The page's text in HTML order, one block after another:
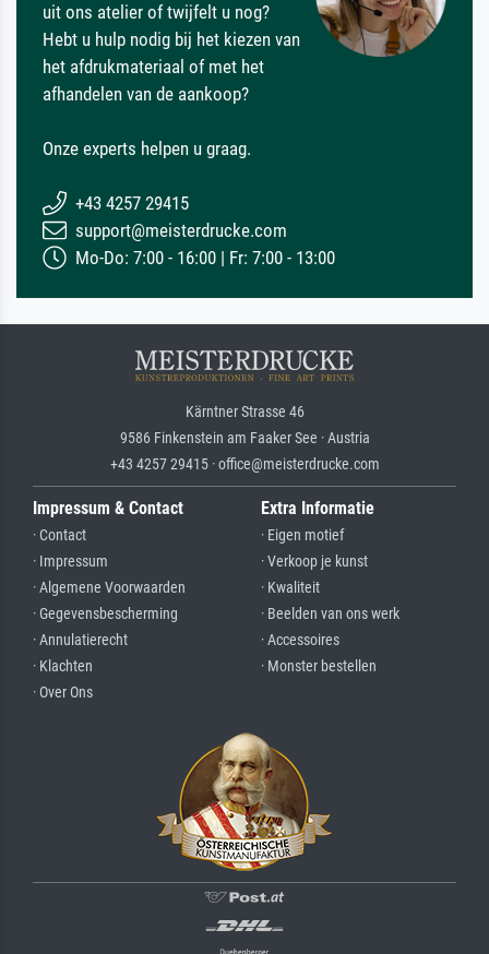
uit ons atelier of twijfelt u nog?
Hebt u hulp nodig bij het kiezen van
het afdrukmateriaal of met het
afhandelen van de aankoop?
Onze experts helpen u graag.
+43 4257 29415
support@meisterdrucke.com
Mo-Do: 7:00 - 16:00 | Fr: 7:00 - 13:00
Kärntner Strasse 46
9586 Finkenstein am Faaker See · Austria
+43 4257 29415 · office@meisterdrucke.com
Impressum & Contact
· Contact
· Impressum
· Algemene Voorwaarden
· Gegevensbescherming
· Annulatierecht
· Klachten
· Over Ons
Extra Informatie
· Eigen motief
· Verkoop je kunst
· Kwaliteit
· Beelden van ons werk
· Accessoires
· Monster bestellen